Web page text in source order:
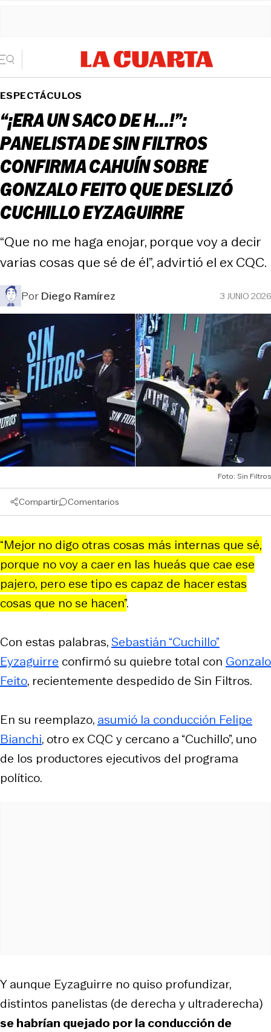
ESPECTÁCULOS
“¡ERA UN SACO DE H...!”:
PANELISTA DE SIN FILTROS
CONFIRMA CAHUÍN SOBRE
GONZALO FEITO QUE DESLIZÓ
CUCHILLO EYZAGUIRRE
“Que no me haga enojar, porque voy a decir
varias cosas que sé de él”, advirtió el ex CQC.
PorDiego Ramírez 3 JUNIO 2026
Foto: Sin Filtros
Compartir Comentarios
“Mejor no digo otras cosas más internas que sé,
porque no voy a caer en las hueás que cae ese
pajero, pero ese tipo es capaz de hacer estas
cosas que no se hacen”.
Con estas palabras,Sebastián “Cuchillo”
Eyzaguirre confirmó su quiebre total con Gonzalo
Feito, recientemente despedido de Sin Filtros.
En su reemplazo, asumió la conducción Felipe
Bianchi, otro ex CQC y cercano a “Cuchillo”, uno
de los productores ejecutivos del programa
político.
Y aunque Eyzaguirre no quiso profundizar,
distintos panelistas (de derecha y ultraderecha)
se habrían quejado por la conducción de